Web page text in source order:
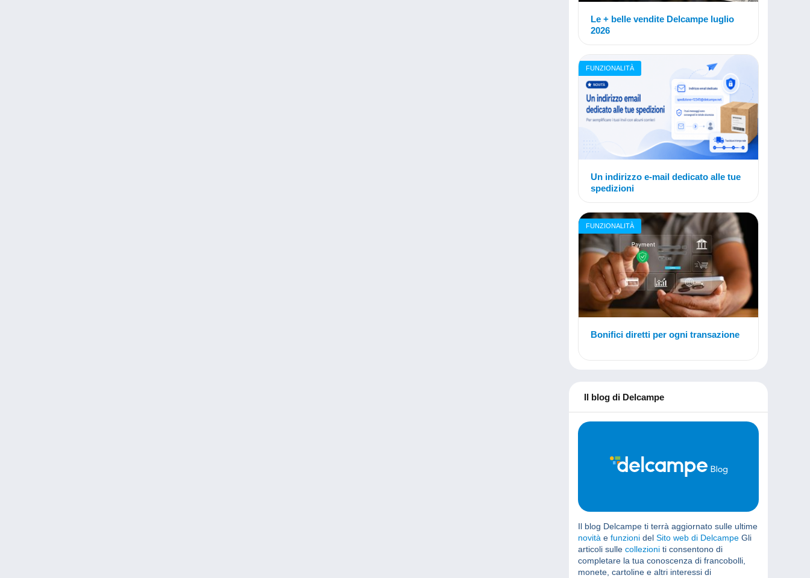
Le + belle vendite Delcampe luglio
2026
FUNZIONALITÀ
Un indirizzo e-mail dedicato alle tue
spedizioni
FUNZIONALITÀ
Bonifici diretti per ogni transazione
Il blog di Delcampe
Il blog Delcampe ti terrà aggiornato sulle ultime
novità e funzioni del Sito web di Delcampe Gli
articoli sulle collezioni ti consentono di
completare la tua conoscenza di francobolli,
monete, cartoline e altri interessi di